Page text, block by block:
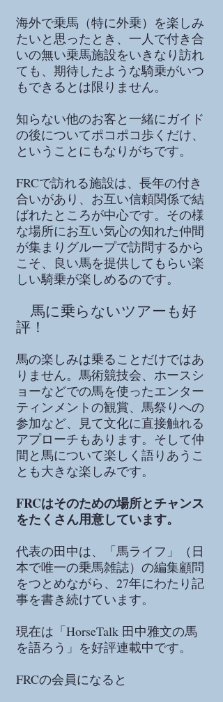
海外で乗馬（特に外乗）を楽しみ
たいと思ったとき、一人で付き合
いの無い乗馬施設をいきなり訪れ
ても、期待したような騎乗がいつ
もできるとは限りません。
知らない他のお客と一緒にガイド
の後についてポコポコ歩くだけ、
ということにもなりがちです。
FRCで訪れる施設は、長年の付き
合いがあり、お互い信頼関係で結
ばれたところが中心です。その様
な場所にお互い気心の知れた仲間
が集まりグループで訪問するから
こそ、良い馬を提供してもらい楽
しい騎乗が楽しめるのです。
馬に乗らないツアーも好
評！
馬の楽しみは乗ることだけではあ
りません。馬術競技会、ホースシ
ョーなどでの馬を使ったエンター
ティンメントの観賞、馬祭りへの
参加など、見て文化に直接触れる
アプローチもあります。そして仲
間と馬について楽しく語りあうこ
とも大きな楽しみです。
FRCはそのための場所とチャンス
をたくさん用意しています。
代表の田中は、「馬ライフ」（日
本で唯一の乗馬雑誌）の編集顧問
をつとめながら、27年にわたり記
事を書き続けています。
現在は「HorseTalk 田中雅文の馬
を語ろう」を好評連載中です。
FRCの会員になると